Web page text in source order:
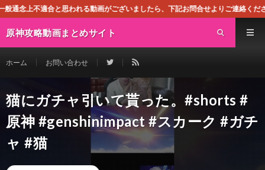
れる動画がございましたら、下記お問合せよりご連絡ください。即刻対処
原神攻略動画まとめサイト
ホーム お問い合わせ
猫にガチャ引いて貰った。#shorts #
原神 #genshinimpact #スカーク #ガチ
ャ #猫